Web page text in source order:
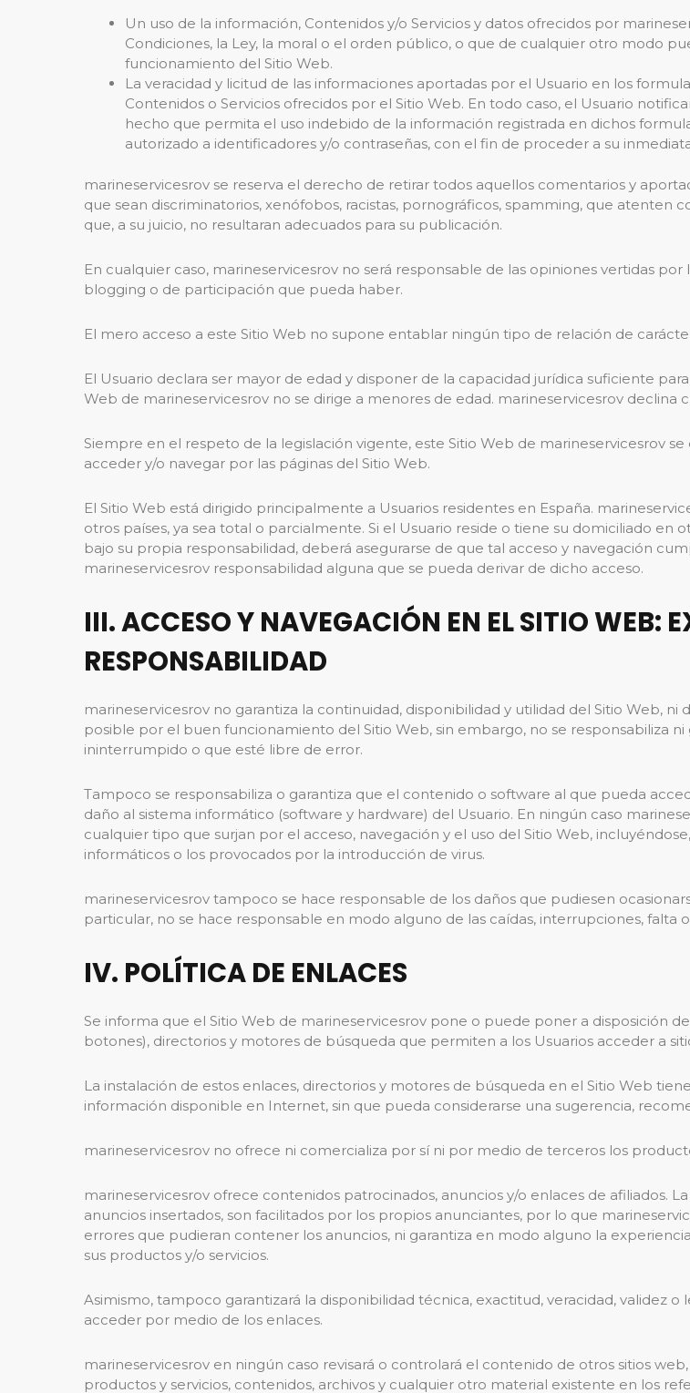
Un uso de la información, Contenidos y/o Servicios y datos ofrecidos por
Condiciones, la Ley, la moral o el orden público, o que de cualquier otro modo
funcionamiento del Sitio Web.
La veracidad y licitud de las informaciones aportadas por el Usuario en los
Contenidos o Servicios ofrecidos por el Sitio Web. En todo caso, el Usuario
hecho que permita el uso indebido de la información registrada en dichos
autorizado a identificadores y/o contraseñas, con el fin de proceder a su
marineservicesrov se reserva el derecho de retirar todos aquellos comentarios y
que sean discriminatorios, xenófobos, racistas, pornográficos, spamming, que atenten
que, a su juicio, no resultaran adecuados para su publicación.
En cualquier caso, marineservicesrov no será responsable de las opiniones vertidas
blogging o de participación que pueda haber.
El mero acceso a este Sitio Web no supone entablar ningún tipo de relación de
El Usuario declara ser mayor de edad y disponer de la capacidad jurídica suficiente
Web de marineservicesrov no se dirige a menores de edad. marineservicesrov
Siempre en el respeto de la legislación vigente, este Sitio Web de marineservicesrov
acceder y/o navegar por las páginas del Sitio Web.
El Sitio Web está dirigido principalmente a Usuarios residentes en España.
otros países, ya sea total o parcialmente. Si el Usuario reside o tiene su domiciliado en
bajo su propia responsabilidad, deberá asegurarse de que tal acceso y navegación
marineservicesrov responsabilidad alguna que se pueda derivar de dicho acceso.
III. ACCESO Y NAVEGACIÓN EN EL SITIO WEB:
RESPONSABILIDAD
marineservicesrov no garantiza la continuidad, disponibilidad y utilidad del Sitio Web, ni
posible por el buen funcionamiento del Sitio Web, sin embargo, no se responsabiliza
ininterrumpido o que esté libre de error.
Tampoco se responsabiliza o garantiza que el contenido o software al que pueda
daño al sistema informático (software y hardware) del Usuario. En ningún caso
cualquier tipo que surjan por el acceso, navegación y el uso del Sitio Web,
informáticos o los provocados por la introducción de virus.
marineservicesrov tampoco se hace responsable de los daños que pudiesen
particular, no se hace responsable en modo alguno de las caídas, interrupciones,
IV. POLÍTICA DE ENLACES
Se informa que el Sitio Web de marineservicesrov pone o puede poner a disposición
botones), directorios y motores de búsqueda que permiten a los Usuarios acceder a
La instalación de estos enlaces, directorios y motores de búsqueda en el Sitio Web
información disponible en Internet, sin que pueda considerarse una sugerencia,
marineservicesrov no ofrece ni comercializa por sí ni por medio de terceros los
marineservicesrov ofrece contenidos patrocinados, anuncios y/o enlaces de afiliados.
anuncios insertados, son facilitados por los propios anunciantes, por lo que
errores que pudieran contener los anuncios, ni garantiza en modo alguno la
sus productos y/o servicios.
Asimismo, tampoco garantizará la disponibilidad técnica, exactitud, veracidad, validez
acceder por medio de los enlaces.
marineservicesrov en ningún caso revisará o controlará el contenido de otros sitios
productos y servicios, contenidos, archivos y cualquier otro material existente en los